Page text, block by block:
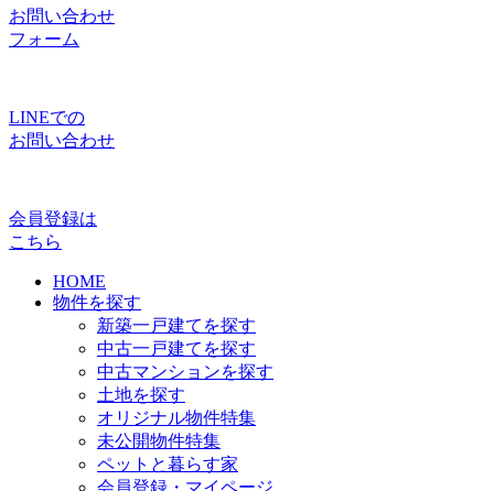
お問い合わせ
フォーム
LINEでの
お問い合わせ
会員登録は
こちら
HOME
物件を探す
新築一戸建てを探す
中古一戸建てを探す
中古マンションを探す
土地を探す
オリジナル物件特集
未公開物件特集
ペットと暮らす家
会員登録・マイページ